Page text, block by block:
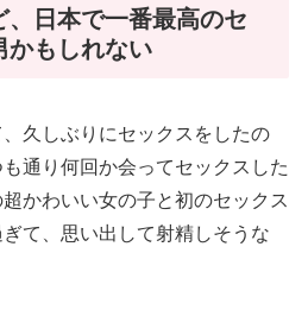
、日本で一番最高のセ
かもしれない
久しぶりにセックスをしたの
通り何回か会ってセックスした
かわいい女の子と初のセックス
て、思い出して射精しそうな